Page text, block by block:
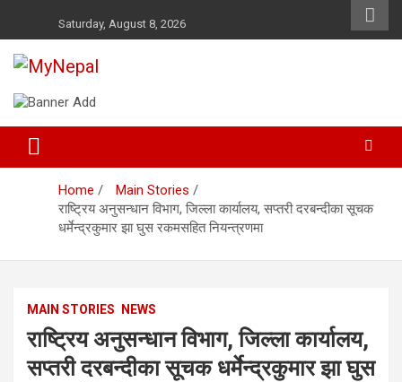
Saturday, August 8, 2026
MyNepal
Home
Main Stories
राष्ट्रिय अनुसन्धान विभाग, जिल्ला कार्यालय, सप्तरी दरबन्दीका सूचक
धर्मेन्द्रकुमार झा घुस रकमसहित नियन्त्रणमा
MAIN STORIES NEWS
राष्ट्रिय अनुसन्धान विभाग, जिल्ला कार्यालय,
सप्तरी दरबन्दीका सूचक धर्मेन्द्रकुमार झा घुस